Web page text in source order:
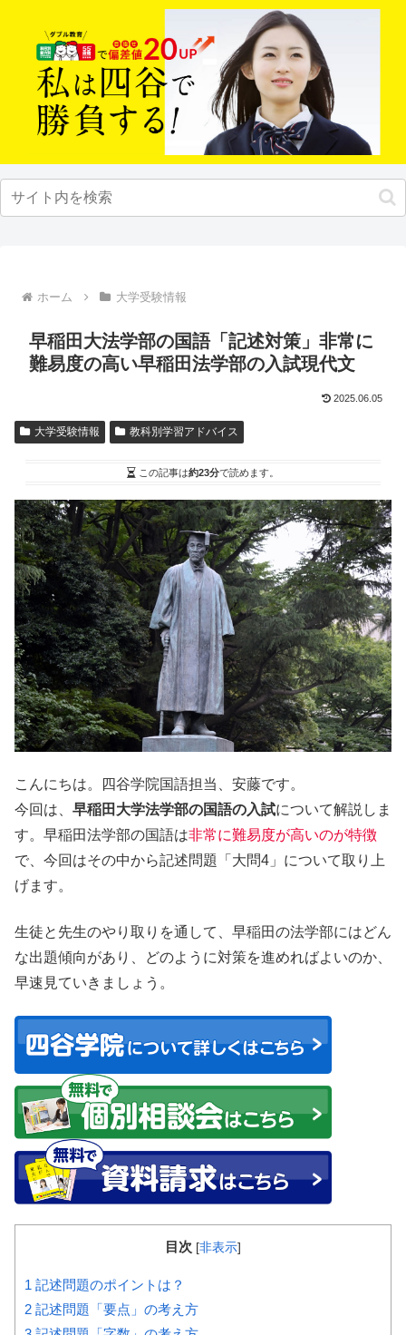
ホーム 大学受験情報
早稲田大法学部の国語「記述対策」非常に
難易度の高い早稲田法学部の入試現代文
2025.06.05
大学受験情報 教科別学習アドバイス
この記事は約23分で読めます。
こんにちは。四谷学院国語担当、安藤です。
今回は、 早稲田大学法学部の国語の入試について解説しま
す。早稲田法学部の国語は非常に難易度が高いのが特徴
で、今回はその中から記述問題「大問4」について取り上
げます。
生徒と先生のやり取りを通して、早稲田の法学部にはどん
な出題傾向があり、どのように対策を進めればよいのか、
早速見ていきましょう。
目次 [非表示]
1 記述問題のポイントは？
2 記述問題「要点」の考え方